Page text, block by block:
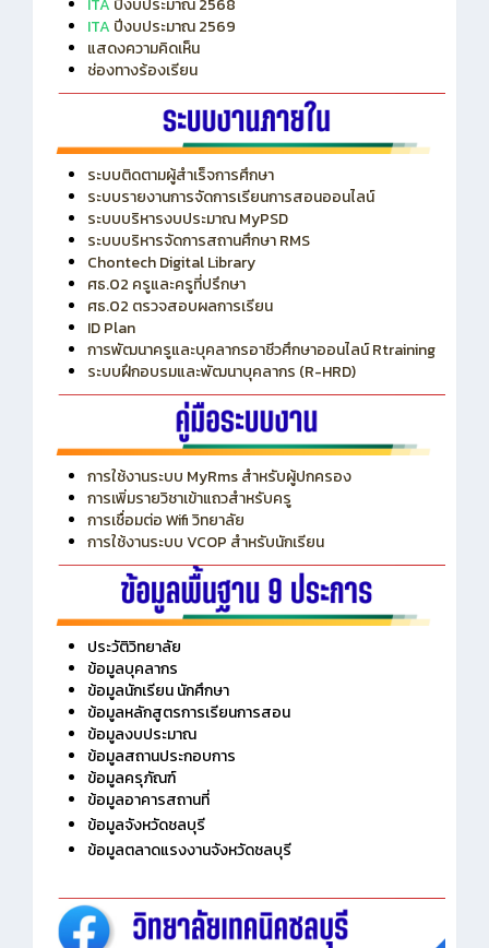
ITA ปีงบประมาณ 2567
ITA ปีงบประมาณ 2568
ITAปีงบประมาณ 2569
แสดงความคิดเห็น
ช่องทางร้องเรียน
ระบบติดตามผู้สำเร็จการศึกษา
ระบบรายงานการจัดการเรียนการสอนออนไลน์
ระบบบริหารงบประมาณ MyPSD
ระบบบริหารจัดการสถานศึกษา RMS
Chontech Digital Library
ศธ.02 ครูและครูที่ปรึกษา
ศธ.02 ตรวจสอบผลการเรียน
ID Plan
การพัฒนาครูและบุคลากรอาชีวศึกษาออนไลน์ Rtraining
ระบบฝึกอบรมและพัฒนาบุคลากร (R-HRD)
การใช้งานระบบ MyRms สำหรับผู้ปกครอง
การเพิ่มรายวิชาเข้าแถวสำหรับครู
การเชื่อมต่อ Wifi วิทยาลัย
การใช้งานระบบ VCOP สำหรับนักเรียน
ประวัติวิทยาลัย
ข้อมูลบุคลากร
ข้อมูลนักเรียน นักศึกษา
ข้อมูลหลักสูตรการเรียนการสอน
ข้อมูลงบประมาณ
ข้อมูลสถานประกอบการ
ข้อมูลครุภัณฑ์
ข้อมูลอาคารสถานที่
ข้อมูลจังหวัดชลบุรี